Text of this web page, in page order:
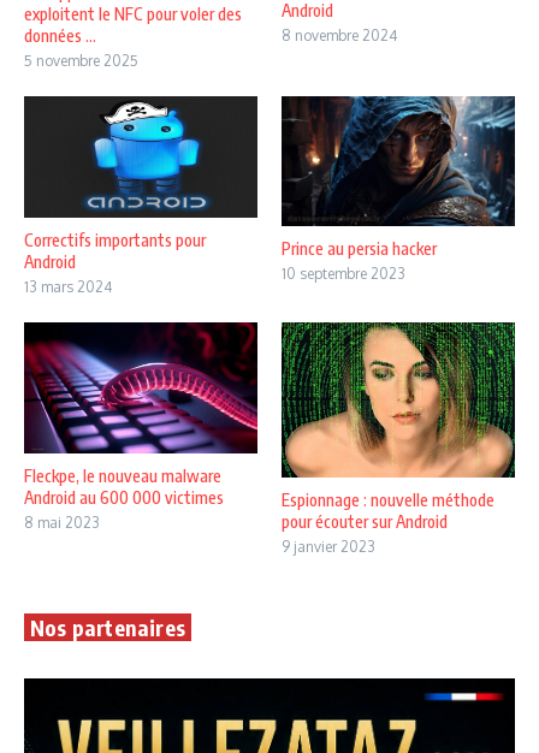
exploitent le NFC pour voler des
données ...
5 novembre 2025
Android
8 novembre 2024
Correctifs importants pour
Android
13 mars 2024
Prince au persia hacker
10 septembre 2023
Fleckpe, le nouveau malware
Android au 600 000 victimes
8 mai 2023
Espionnage : nouvelle méthode
pour écouter sur Android
9 janvier 2023
Nos partenaires